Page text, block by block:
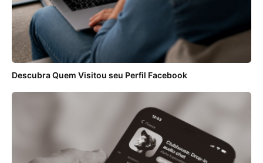
Descubra Quem Visitou seu Perfil Facebook